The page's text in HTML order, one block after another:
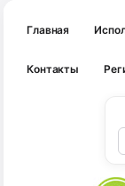
Главная
Контакты